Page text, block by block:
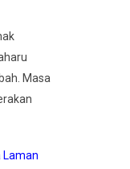
Masa
Laman